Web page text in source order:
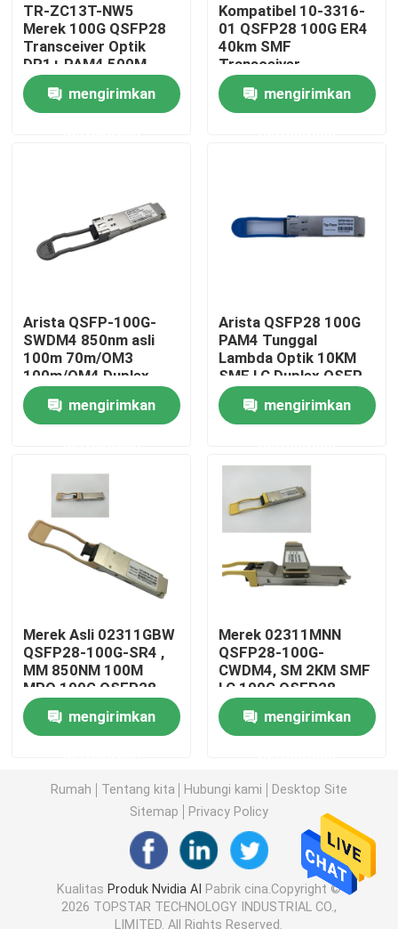
Rumah
Produk
Kontrol kualitas
Berita
Produk Nvidia AI
Modul QSFP28 100G
Modul 25G SFP28
Modul SFP 10G
Pemancar Optik Finisar
Brocade FC SFP Modul
Sakelar SAN Brokat
Lisensi POD Brokat
TR-ZC13T-NW5
Merek 100G QSFP28
Transceiver Optik
DR1+ PAM4 500M
mengirimkan
Kompatibel 10-3316-
01 QSFP28 100G ER4
40km SMF
Transceiver
mengirimkan
Arista QSFP-100G-
SWDM4 850nm asli
100m 70m/OM3
100m/OM4 Duplex
MMF Transceiver
mengirimkan
Arista QSFP28 100G
PAM4 Tunggal
Lambda Optik 10KM
SMF LC Duplex QSFP-
100G-LR
mengirimkan
Merek Asli 02311GBW
QSFP28-100G-SR4 ,
MM 850NM 100M
MPO 100G QSFP28
Modul
mengirimkan
Merek 02311MNN
QSFP28-100G-
CWDM4, SM 2KM SMF
LC 100G QSFP28
Modul
mengirimkan
Rumah Tentang kita Hubungi kami
Desktop Site
Sitemap
Privacy Policy
Kualitas Produk Nvidia AI
Pabrik cina.Copyright ©
2026 TOPSTAR TECHNOLOGY INDUSTRIAL CO.,
LIMITED. All Rights Reserved.